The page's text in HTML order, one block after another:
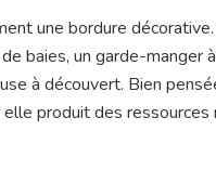
une bordure
baies, un garde-manger
à découvert. Bien
elle produit des